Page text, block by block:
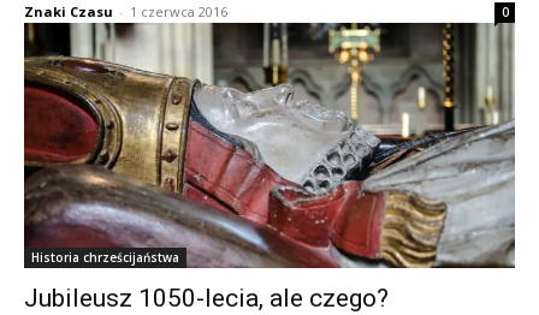
Znaki Czasu - 1 czerwca 2016 0
Historia chrześcijaństwa
Jubileusz 1050-lecia, ale czego?